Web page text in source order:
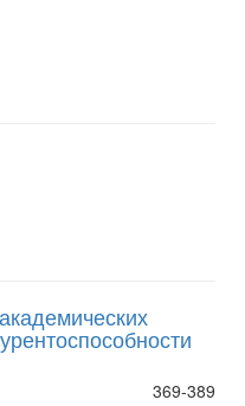
369-389